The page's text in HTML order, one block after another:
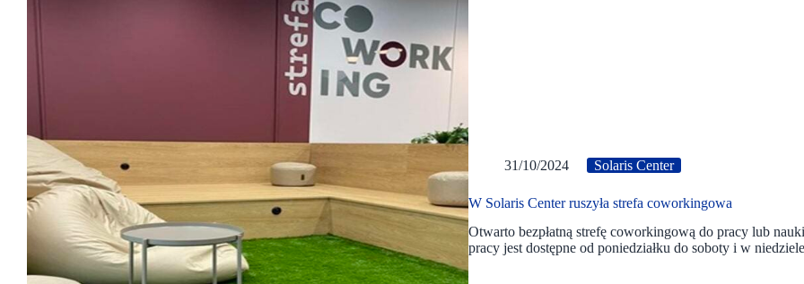
31/10/2024 Solaris Center
W Solaris Center ruszyła strefa coworkingowa
Otwarto bezpłatną strefę coworkingową do pracy lub
pracy jest dostępne od poniedziałku do soboty i w